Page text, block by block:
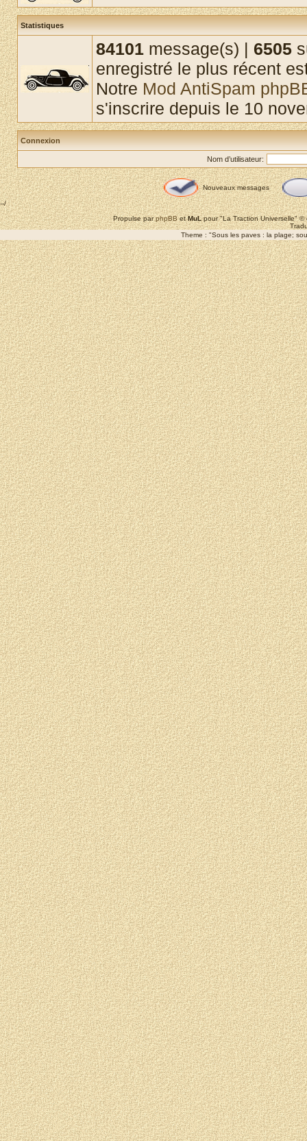
Statistiques
84101 message(s) | 6505
enregistré le plus récent
Notre Mod AntiSpam
s'inscrire depuis le 10
Connexion
Nom d’utilisateur:
Nouveaux messages
--/
Propulse parphpBBetMuLpour "La Traction Universelle"
Theme : "Sous les paves : la plage;